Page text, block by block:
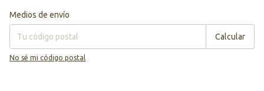
Entregas para el CP:
Medios de envío
Calcular
No sé mi código postal